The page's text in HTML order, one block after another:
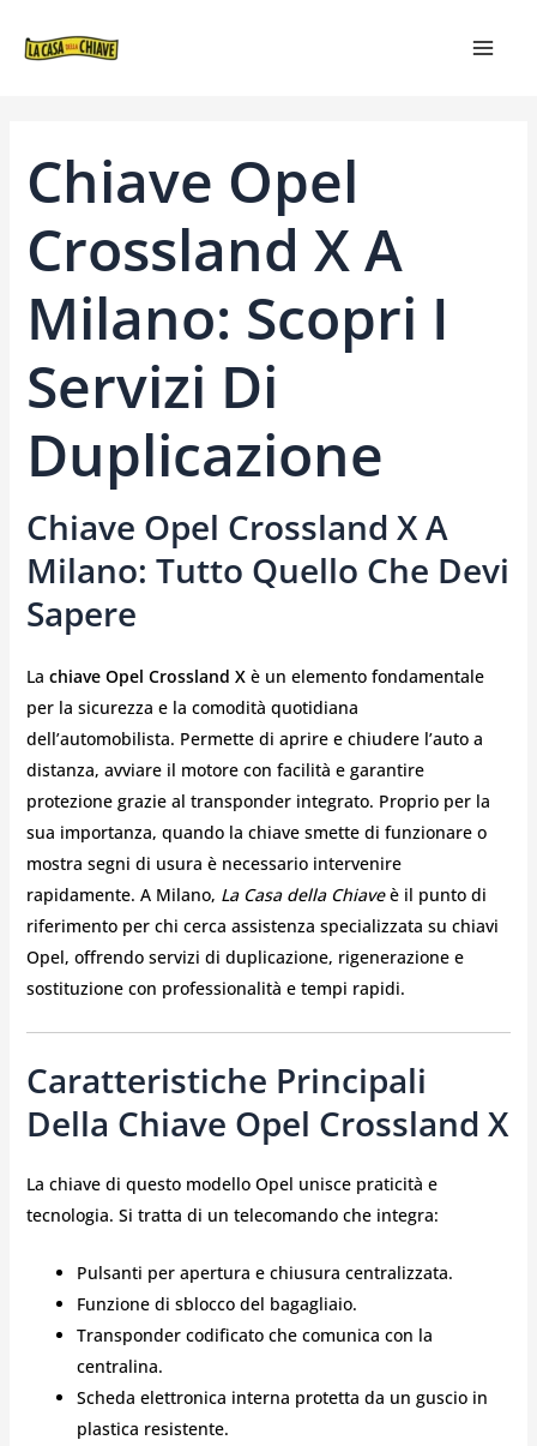
Chiave Opel
Crossland X A
Milano: Scopri I
Servizi Di
Duplicazione
Chiave Opel Crossland X A
Milano: Tutto Quello Che Devi
Sapere
La chiave Opel Crossland Xè un elemento fondamentale
per la sicurezza e la comodità quotidiana
dell’automobilista. Permette di aprire e chiudere l’auto a
distanza, avviare il motore con facilità e garantire
protezione grazie al transponder integrato. Proprio per la
sua importanza, quando la chiave smette di funzionare o
mostra segni di usura è necessario intervenire
rapidamente. A Milano, La Casa della Chiaveè il punto di
riferimento per chi cerca assistenza specializzata su chiavi
Opel, offrendo servizi di duplicazione, rigenerazione e
sostituzione con professionalità e tempi rapidi.
Caratteristiche Principali
Della Chiave Opel Crossland X
La chiave di questo modello Opel unisce praticità e
tecnologia. Si tratta di un telecomando che integra:
Pulsanti per apertura e chiusura centralizzata.
Funzione di sblocco del bagagliaio.
Transponder codificato che comunica con la
centralina.
Scheda elettronica interna protetta da un guscio in
plastica resistente.
ARTICOLI